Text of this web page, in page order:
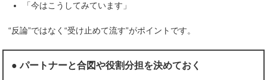
「今はこうしてみています」
“反論”ではなく“受け止めて流す”がポイントです。
● パートナーと合図や役割分担を決めておく